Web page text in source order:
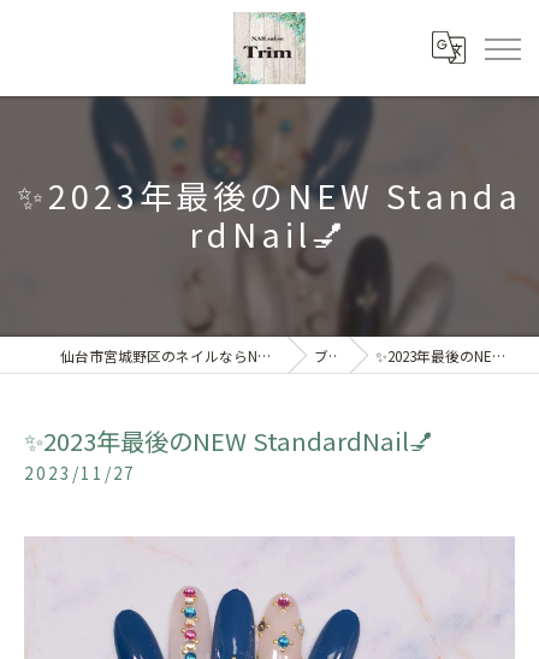
✨2023年最後のNEW Standa
rdNail💅
仙台市宮城野区のネイルならNAILsalon Trim 【トリム】 ブログ ✨2023年最後のNEW StandardNail💅
✨2023年最後のNEW StandardNail💅
2023/11/27